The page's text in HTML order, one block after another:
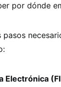
por dónde
Electrónica